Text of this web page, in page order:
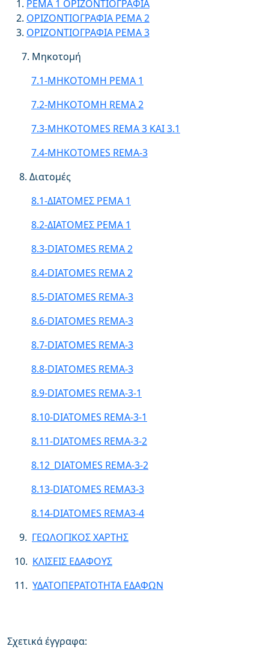
ΡΕΜΑ 1 ΟΡΙΖΟΝΤΙΟΓΡΑΦΙΑ
ΟΡΙΖΟΝΤΙΟΓΡΑΦΙΑ ΡΕΜΑ 2
ΟΡΙΖΟΝΤΙΟΓΡΑΦΙΑ ΡΕΜΑ 3
7. Μηκοτομή
7.1-MHKΟTOMH ΡΕΜΑ 1
7.2-MHKOTOMH REMA 2
7.3-MHKOTOMES REMA 3 ΚΑΙ 3.1
7.4-MHKOTOMES REMA-3
8. Διατομές
8.1-ΔΙΑΤΟΜΕΣ ΡΕΜΑ 1
8.2-ΔΙΑΤΟΜΕΣ ΡΕΜΑ 1
8.3-DIATOMES REMA 2
8.4-DIATOMES REMA 2
8.5-DIATOMES REMA-3
8.6-DIATOMES REMA-3
8.7-DIATOMES REMA-3
8.8-DIATOMES REMA-3
8.9-DIATOMES REMA-3-1
8.10-DIATOMES REMA-3-1
8.11-DIATOMES REMA-3-2
8.12_DIATOMES REMA-3-2
8.13-DIATOMES REMA3-3
8.14-DIATOMES REMA3-4
9. ΓΕΩΛΟΓΙΚΟΣ ΧΑΡΤΗΣ
10. ΚΛΙΣΕΙΣ ΕΔΑΦΟΥΣ
11. ΥΔΑΤΟΠΕΡΑΤΟΤΗΤΑ ΕΔΑΦΩΝ
Σχετικά έγγραφα: